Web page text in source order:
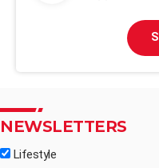
NEWSLETTERS
Lifestyle